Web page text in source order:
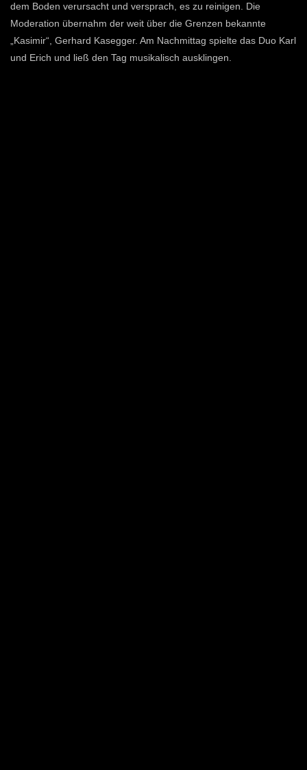
dem Boden verursacht und versprach, es zu reinigen. Die
Moderation übernahm der weit über die Grenzen bekannte
„Kasimir“, Gerhard Kasegger. Am Nachmittag spielte das Duo Karl
und Erich und ließ den Tag musikalisch ausklingen.